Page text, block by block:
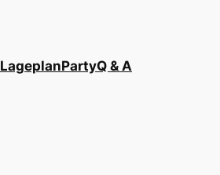
LageplanPartyQ & A